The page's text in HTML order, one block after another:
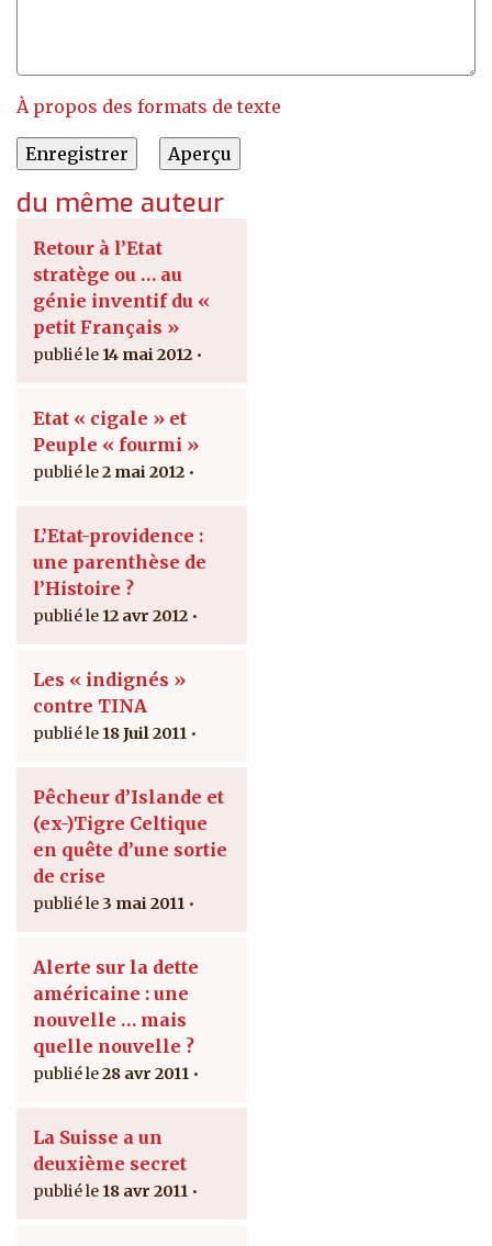
À propos des formats de texte
du même auteur
Retour à l’Etat
stratège ou … au
génie inventif du «
petit Français »
14 mai 2012
Etat « cigale » et
Peuple « fourmi »
2 mai 2012
L’Etat-providence :
une parenthèse de
l’Histoire ?
12 avr 2012
Les « indignés »
contre TINA
18 Juil 2011
Pêcheur d’Islande et
(ex-)Tigre Celtique
en quête d’une sortie
de crise
3 mai 2011
Alerte sur la dette
américaine : une
nouvelle … mais
quelle nouvelle ?
28 avr 2011
La Suisse a un
deuxième secret
18 avr 2011